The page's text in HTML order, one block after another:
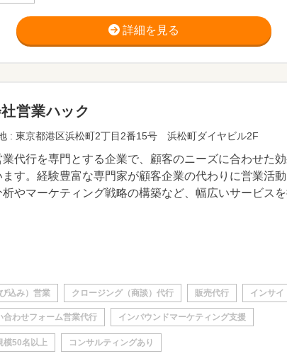
詳細を見る
営業ハック
: 東京都港区浜松町2丁目2番15号 浜松町ダイヤビル2F
業代行を専門とする企業で、顧客のニーズに合わせた
ます。経験豊富な専門家が顧客企業の代わりに営業活
析やマーケティング戦略の構築など、幅広いサービス
込み）営業 クロージング（商談）代行 販売代行 インサイ
合わせフォーム営業代行 インバウンドマーケティング支援
模50名以上 コンサルティングあり